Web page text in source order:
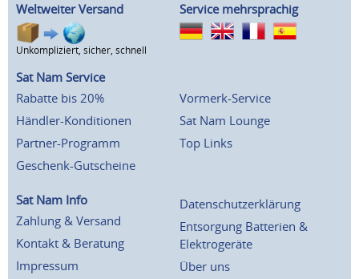
Weltweiter Versand
Unkompliziert, sicher, schnell
Service mehrsprachig
Sat Nam Service
Rabatte bis 20%
Händler-Konditionen
Partner-Programm
Geschenk-Gutscheine
Vormerk-Service
Sat Nam Lounge
Top Links
Sat Nam Info
Zahlung & Versand
Kontakt & Beratung
Impressum
Datenschutzerklärung
Entsorgung Batterien &
Elektrogeräte
Über uns